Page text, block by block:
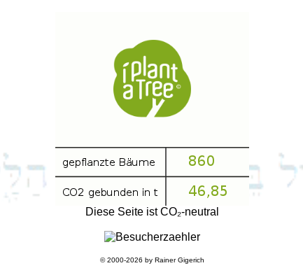
Diese Seite ist CO₂-neutral
© 2000-2026 by Rainer Gigerich